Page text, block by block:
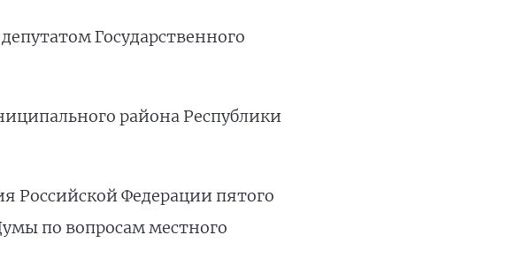
Государственного
района Республики
Российской Федерации пятого
по вопросам местного